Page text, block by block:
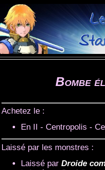
Bombe
Achetez le :
En II - Centropolis -
Laissé par les monstres :
Laissé par Droide